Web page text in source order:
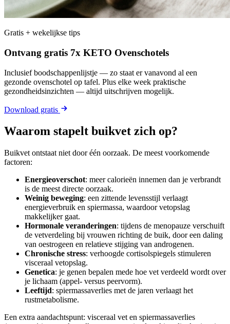
Gratis + wekelijkse tips
Ontvang gratis 7x KETO Ovenschotels
Inclusief boodschappenlijstje — zo staat er vanavond al een
gezonde ovenschotel op tafel. Plus elke week praktische
gezondheidsinzichten — altijd uitschrijven mogelijk.
Download gratis
Waarom stapelt buikvet zich op?
Buikvet ontstaat niet door één oorzaak. De meest voorkomende
factoren:
Energieoverschot: meer calorieën innemen dan je verbrandt
is de meest directe oorzaak.
Weinig beweging: een zittende levensstijl verlaagt
energieverbruik en spiermassa, waardoor vetopslag
makkelijker gaat.
Hormonale veranderingen: tijdens de menopauze verschuift
de vetverdeling bij vrouwen richting de buik, door een daling
van oestrogeen en relatieve stijging van androgenen.
Chronische stress: verhoogde cortisolspiegels stimuleren
visceraal vetopslag.
Genetica: je genen bepalen mede hoe vet verdeeld wordt over
je lichaam (appel- versus peervorm).
Leeftijd: spiermassaverlies met de jaren verlaagt het
rustmetabolisme.
Een extra aandachtspunt: visceraal vet en spiermassaverlies